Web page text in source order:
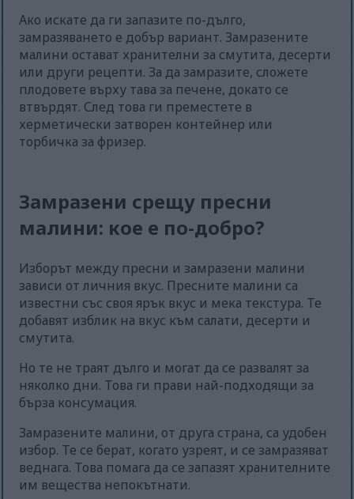
Ако искате да ги запазите по-дълго,
замразяването е добър вариант. Замразените
малини остават хранителни за смутита, десерти
или други рецепти. За да замразите, сложете
плодовете върху тава за печене, докато се
втвърдят. След това ги преместете в
херметически затворен контейнер или
торбичка за фризер.
Замразени срещу пресни
малини: кое е по-добро?
Изборът между пресни и замразени малини
зависи от личния вкус. Пресните малини са
известни със своя ярък вкус и мека текстура. Те
добавят изблик на вкус към салати, десерти и
смутита.
Но те не траят дълго и могат да се развалят за
няколко дни. Това ги прави най-подходящи за
бърза консумация.
Замразените малини, от друга страна, са удобен
избор. Те се берат, когато узреят, и се замразяват
веднага. Това помага да се запазят хранителните
им вещества непокътнати.